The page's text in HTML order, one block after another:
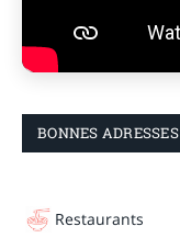
BONNES ADRESSES
Restaurants